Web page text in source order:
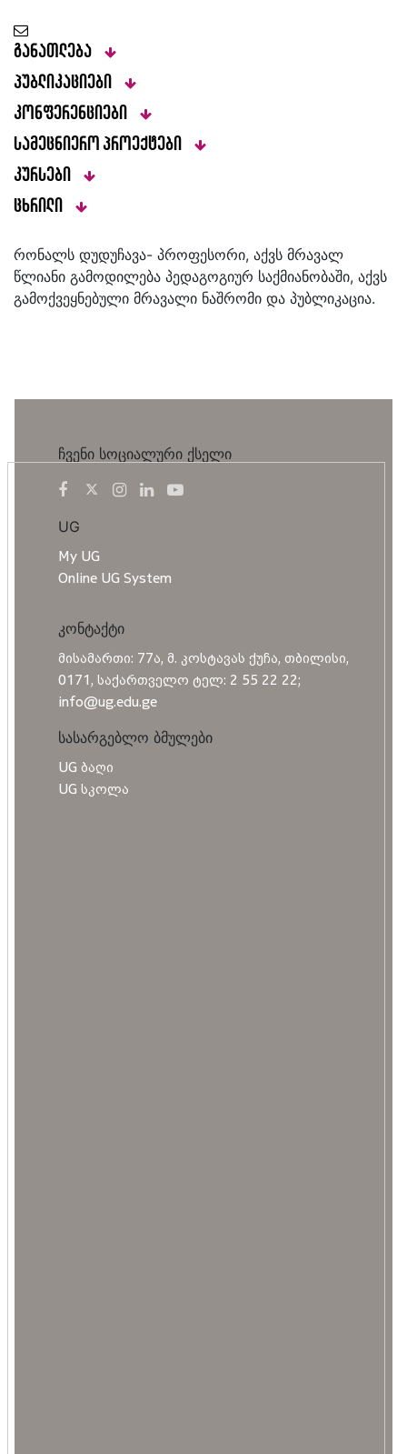
განათლება
პუბლიკაციები
კონფერენციები
სამეცნიერო პროექტები
კურსები
ცხრილი
რონალს დუდუჩავა- პროფესორი, აქვს მრავალ
წლიანი გამოდილება პედაგოგიურ საქმიანობაში, აქვს
გამოქვეყნებული მრავალი ნაშრომი და პუბლიკაცია.
ჩვენი სოციალური ქსელი
UG
My UG
Online UG System
კონტაქტი
მისამართი: 77ა, მ. კოსტავას ქუჩა, თბილისი,
0171, საქართველო ტელ: 2 55 22 22;
info@ug.edu.ge
სასარგებლო ბმულები
UG ბაღი
UG სკოლა